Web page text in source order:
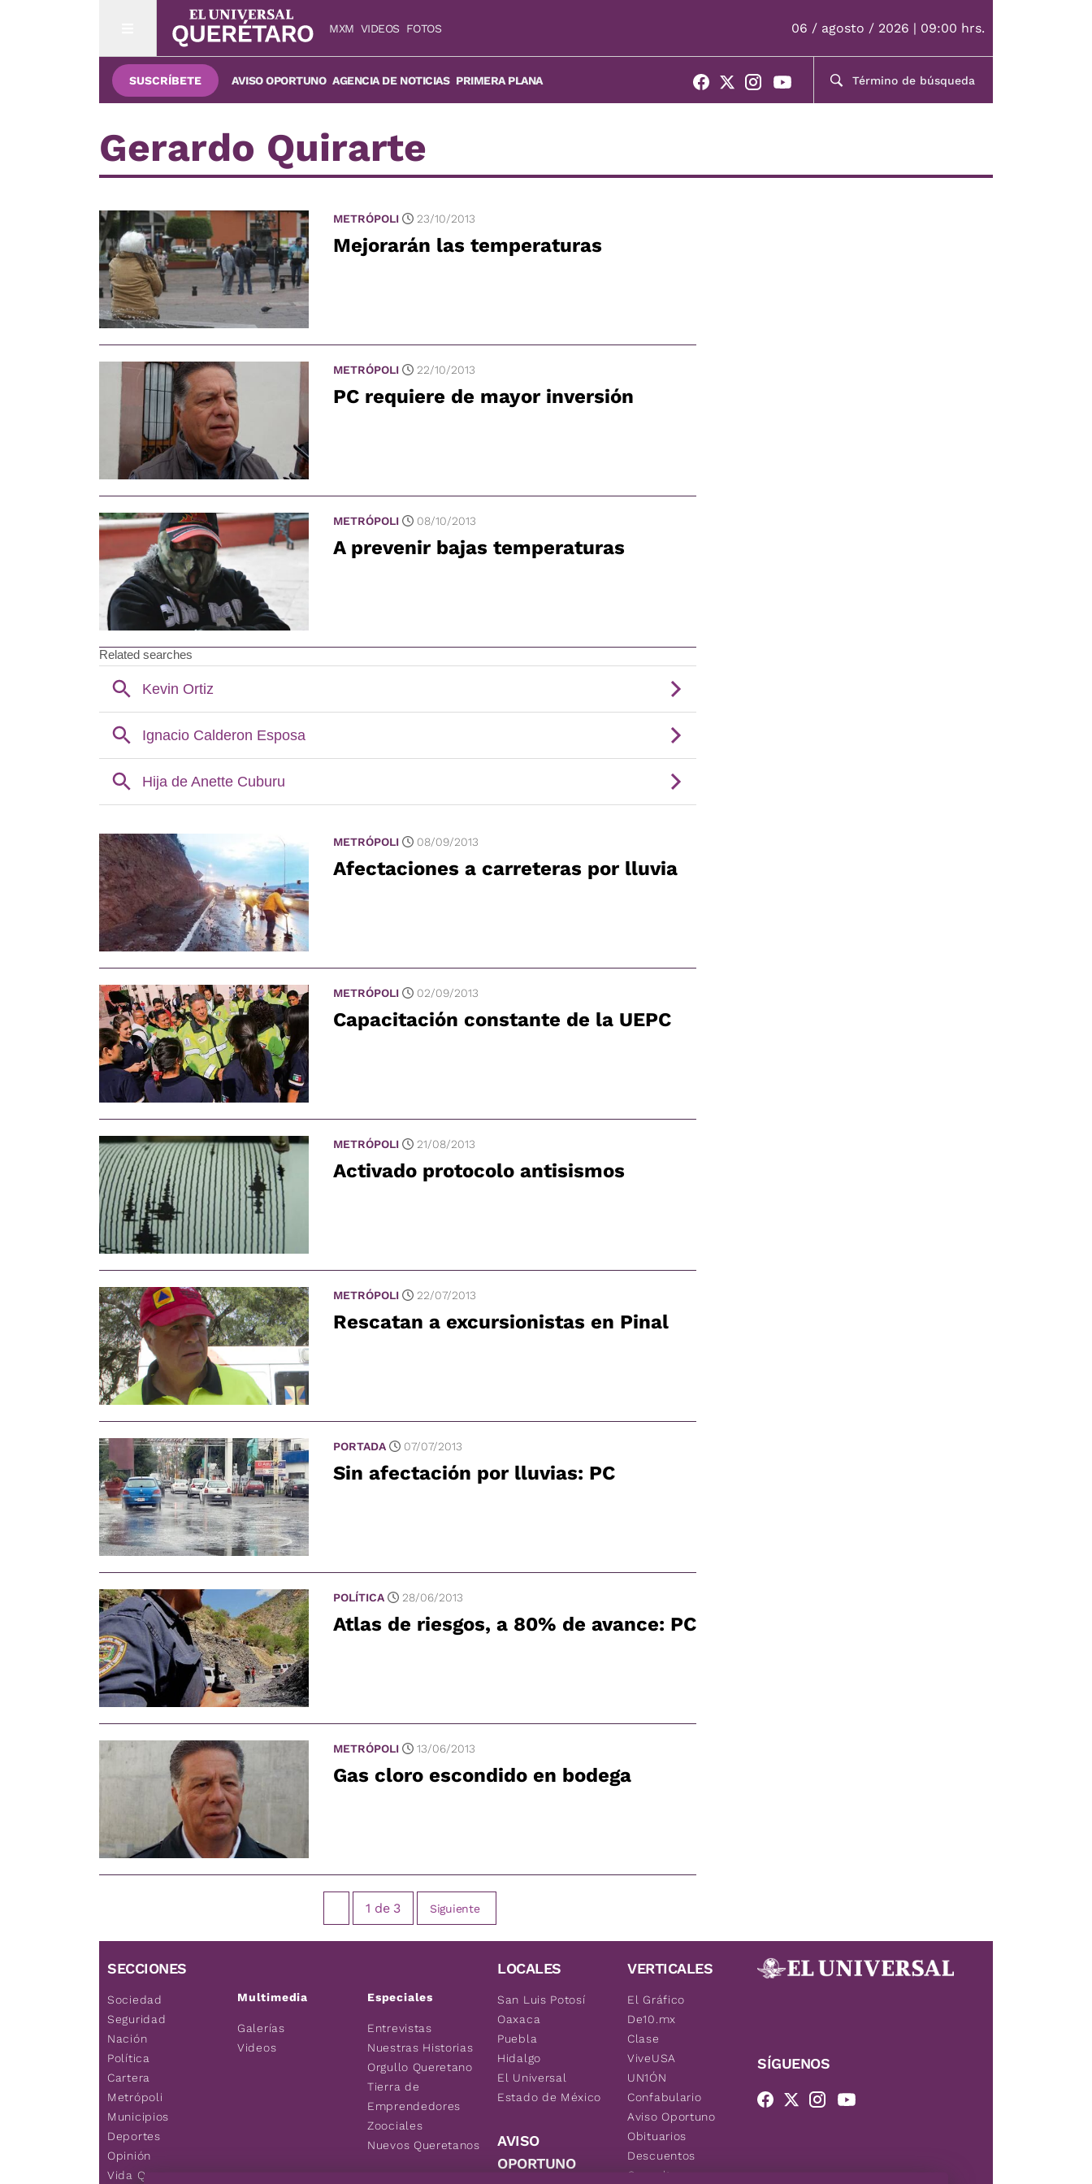
MXM VIDEOS FOTOS 06 / agosto / 2026 | 09:00 hrs.
SUSCRÍBETE AVISO OPORTUNO AGENCIA DE NOTICIAS PRIMERA PLANA
Gerardo Quirarte
METRÓPOLI 23/10/2013
Mejorarán las temperaturas
METRÓPOLI 22/10/2013
PC requiere de mayor inversión
METRÓPOLI 08/10/2013
A prevenir bajas temperaturas
METRÓPOLI 08/09/2013
Afectaciones a carreteras por lluvia
METRÓPOLI 02/09/2013
Capacitación constante de la UEPC
METRÓPOLI 21/08/2013
Activado protocolo antisismos
METRÓPOLI 22/07/2013
Rescatan a excursionistas en Pinal
PORTADA 07/07/2013
Sin afectación por lluvias: PC
POLÍTICA 28/06/2013
Atlas de riesgos, a 80% de avance: PC
METRÓPOLI 13/06/2013
Gas cloro escondido en bodega
1 de 3 Siguiente
SECCIONES
Sociedad
Seguridad
Nación
Política
Cartera
Metrópoli
Municipios
Deportes
Opinión
Vida Q
Multimedia
Galerías
Videos
Especiales
Entrevistas
Nuestras Historias
Orgullo Queretano
Tierra de
Emprendedores
Zoociales
Nuevos Queretanos
LOCALES
San Luis Potosí
Oaxaca
Puebla
Hidalgo
El Universal
Estado de México
AVISO
OPORTUNO
VERTICALES
El Gráfico
De10.mx
Clase
ViveUSA
UN1ÓN
Confabulario
Aviso Oportuno
Obituarios
Descuentos
Consultas
SÍGUENOS